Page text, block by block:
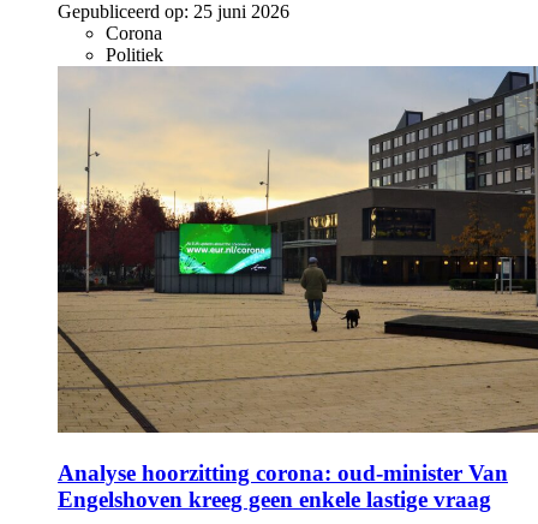
Gepubliceerd op: 25 juni 2026
Corona
Politiek
Analyse hoorzitting corona: oud-minister Van
Engelshoven kreeg geen enkele lastige vraag